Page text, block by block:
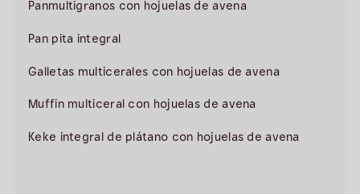
Panmultigranos con hojuelas de avena
Pan pita integral
Galletas multicerales con hojuelas de avena
Muffin multiceral con hojuelas de avena
Keke integral de plátano con hojuelas de avena